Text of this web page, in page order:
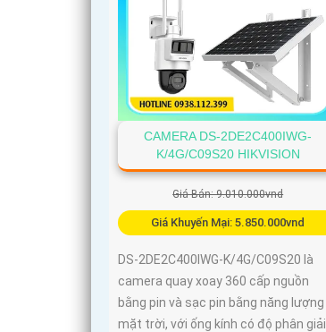
CAMERA DS-2DE2C400IWG-
K/4G/C09S20 HIKVISION
Giá Bán: 9.010.000vnd
Giá Khuyến Mại: 5.850.000vnd
DS-2DE2C400IWG-K/4G/C09S20 là
camera quay xoay 360 cấp nguồn
bằng pin và sạc pin bằng năng lượng
mặt trời, với ống kính có độ phân giải